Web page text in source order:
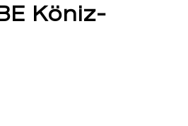
Köniz-